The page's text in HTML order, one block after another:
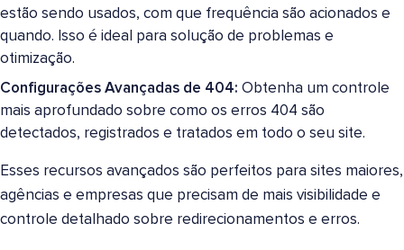
estão sendo usados, com que frequência são acionados e
quando. Isso é ideal para solução de problemas e
otimização.
Configurações Avançadas de 404: Obtenha um controle
mais aprofundado sobre como os erros 404 são
detectados, registrados e tratados em todo o seu site.
Esses recursos avançados são perfeitos para sites maiores,
agências e empresas que precisam de mais visibilidade e
controle detalhado sobre redirecionamentos e erros.